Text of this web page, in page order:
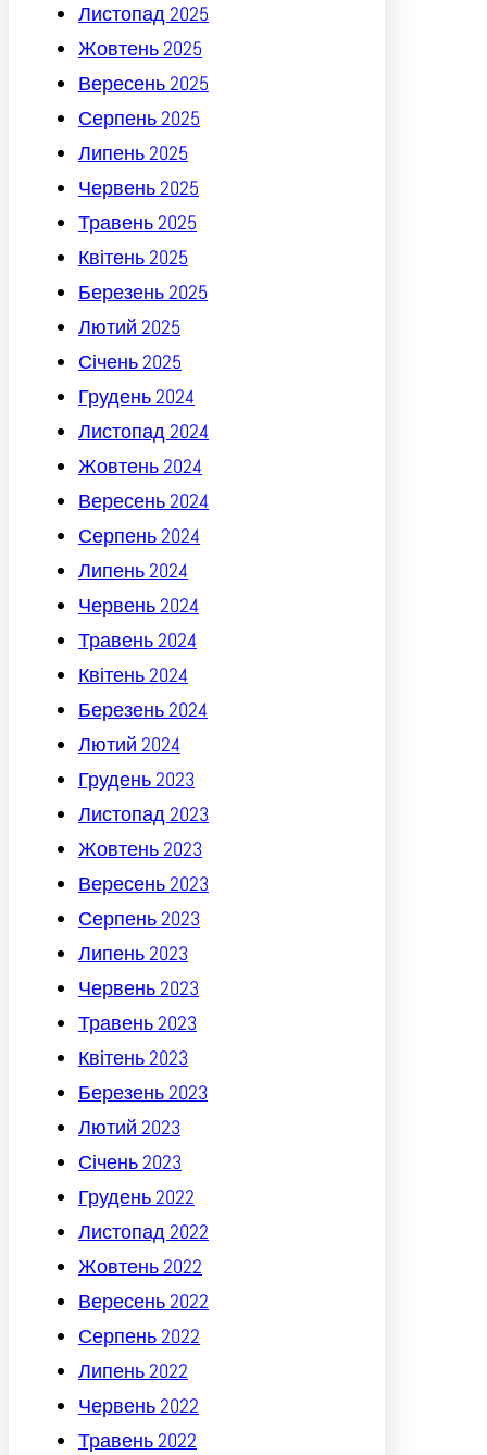
Листопад 2025
Жовтень 2025
Вересень 2025
Серпень 2025
Липень 2025
Червень 2025
Травень 2025
Квітень 2025
Березень 2025
Лютий 2025
Січень 2025
Грудень 2024
Листопад 2024
Жовтень 2024
Вересень 2024
Серпень 2024
Липень 2024
Червень 2024
Травень 2024
Квітень 2024
Березень 2024
Лютий 2024
Грудень 2023
Листопад 2023
Жовтень 2023
Вересень 2023
Серпень 2023
Липень 2023
Червень 2023
Травень 2023
Квітень 2023
Березень 2023
Лютий 2023
Січень 2023
Грудень 2022
Листопад 2022
Жовтень 2022
Вересень 2022
Серпень 2022
Липень 2022
Червень 2022
Травень 2022